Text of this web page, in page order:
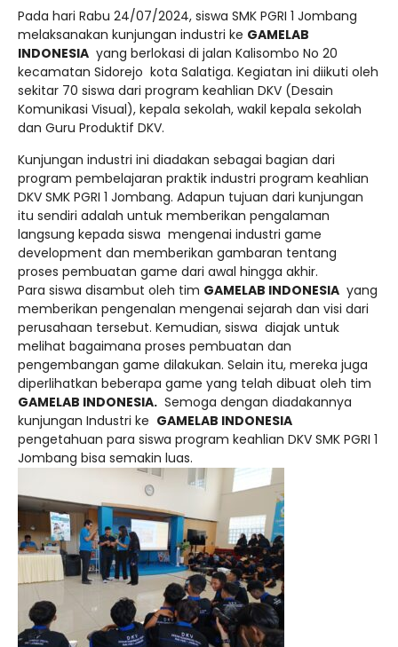
Pada hari Rabu 24/07/2024, siswa SMK PGRI 1 Jombang
melaksanakan kunjungan industri ke GAMELAB
INDONESIA yang berlokasi di jalan Kalisombo No 20
kecamatan Sidorejo kota Salatiga. Kegiatan ini diikuti oleh
sekitar 70 siswa dari program keahlian DKV (Desain
Komunikasi Visual), kepala sekolah, wakil kepala sekolah
dan Guru Produktif DKV.
Kunjungan industri ini diadakan sebagai bagian dari
program pembelajaran praktik industri program keahlian
DKV SMK PGRI 1 Jombang. Adapun tujuan dari kunjungan
itu sendiri adalah untuk memberikan pengalaman
langsung kepada siswa mengenai industri game
development dan memberikan gambaran tentang
proses pembuatan game dari awal hingga akhir.
Para siswa disambut oleh tim GAMELAB INDONESIA yang
memberikan pengenalan mengenai sejarah dan visi dari
perusahaan tersebut. Kemudian, siswa diajak untuk
melihat bagaimana proses pembuatan dan
pengembangan game dilakukan. Selain itu, mereka juga
diperlihatkan beberapa game yang telah dibuat oleh tim
GAMELAB INDONESIA. Semoga dengan diadakannya
kunjungan Industri ke GAMELAB INDONESIA
pengetahuan para siswa program keahlian DKV SMK PGRI 1
Jombang bisa semakin luas.